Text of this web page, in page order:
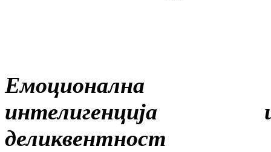
Емоционална
интелигенција
деликвентност